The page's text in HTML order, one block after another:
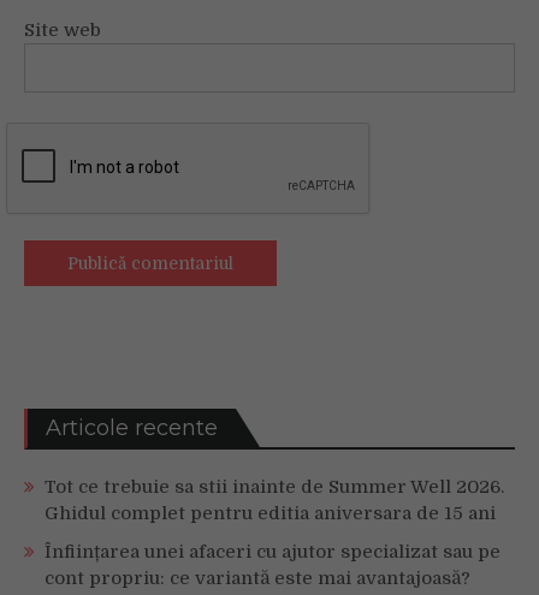
Site web
Articole recente
Tot ce trebuie sa stii inainte de Summer Well 2026.
Ghidul complet pentru editia aniversara de 15 ani
Înființarea unei afaceri cu ajutor specializat sau pe
cont propriu: ce variantă este mai avantajoasă?